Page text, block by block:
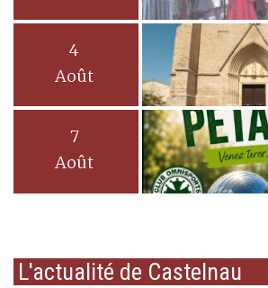
4
Août
7
Août
L'actualité de Castelnau